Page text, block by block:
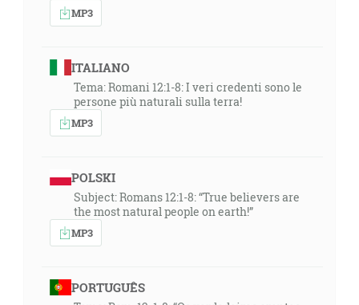
MP3
ITALIANO
Tema: Romani 12:1-8: I veri credenti sono le
persone più naturali sulla terra!
MP3
POLSKI
Subject: Romans 12:1-8: “True believers are
the most natural people on earth!”
MP3
PORTUGUÊS